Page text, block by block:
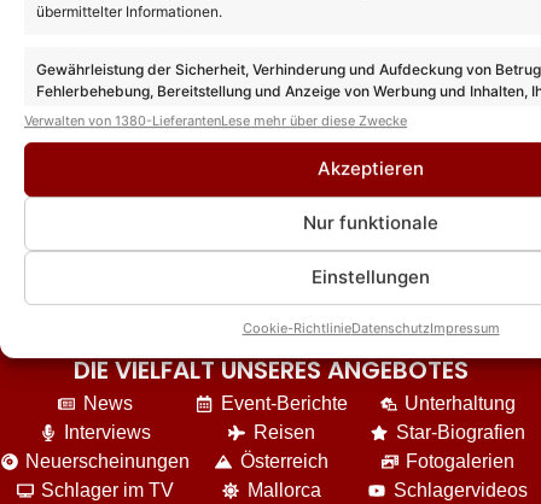
übermittelter Informationen.
Gewährleistung der Sicherheit, Verhinderung und Aufdeckung von
Fehlerbehebung, Bereitstellung und Anzeige von Werbung und Inhalten,
Entscheidungen zum Datenschutz speichern und übermitteln.
Verwalten von 1380-LieferantenLese mehr über diese Zwecke
Akzeptieren
Nur funktionale
Einstellungen
Cookie-RichtlinieDatenschutzImpressum
Sotiria: Neuer Song „Tanzen Richtung
Untergang“ – hier mehr zum Album-
Vorboten
DIE VIELFALT UNSERES ANGEBOTES
News
Interviews
Neuerscheinungen
Schlager im TV
Event-Berichte
Reisen
Österreich
Mallorca
Unterhaltung
Star-Biografien
Fotogalerien
Schlagervideos